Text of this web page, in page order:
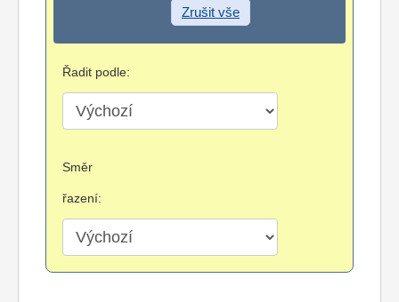
Zrušit vše
Řadit podle:
Směr
řazení: